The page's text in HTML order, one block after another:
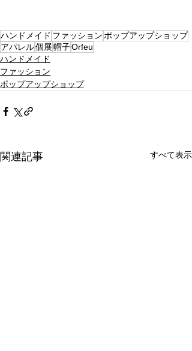
ハンドメイド ファッション ポップアップショップ
アパレル個展帽子Orfeu
ハンドメイド
ファッション
ポップアップショップ
関連記事 すべて表示